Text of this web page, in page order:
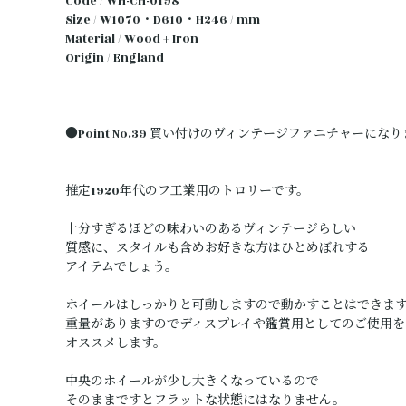
Size / W1070・D610・H246 / mm
Material / Wood + Iron
Origin / England
●Point No.39 買い付けのヴィンテージファニチャーになり
推定1920年代のフ工業用のトロリーです。
十分すぎるほどの味わいのあるヴィンテージらしい
質感に、スタイルも含めお好きな方はひとめぼれする
アイテムでしょう。
ホイールはしっかりと可動しますので動かすことはできま
重量がありますのでディスプレイや鑑賞用としてのご使用を
オススメします。
中央のホイールが少し大きくなっているので
そのままですとフラットな状態にはなりません。